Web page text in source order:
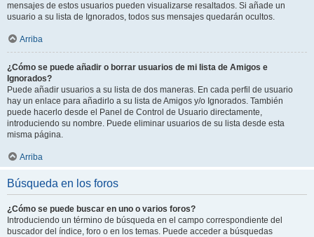
mensajes de estos usuarios pueden visualizarse resaltados. Si añade un
usuario a su lista de Ignorados, todos sus mensajes quedarán ocultos.
Arriba
¿Cómo se puede añadir o borrar usuarios de mi lista de Amigos e
Ignorados?
Puede añadir usuarios a su lista de dos maneras. En cada perfil de usuario
hay un enlace para añadirlo a su lista de Amigos y/o Ignorados. También
puede hacerlo desde el Panel de Control de Usuario directamente,
introduciendo su nombre. Puede eliminar usuarios de su lista desde esta
misma página.
Arriba
Búsqueda en los foros
¿Cómo se puede buscar en uno o varios foros?
Introduciendo un término de búsqueda en el campo correspondiente del
buscador del índice, foro o en los temas. Puede acceder a búsquedas